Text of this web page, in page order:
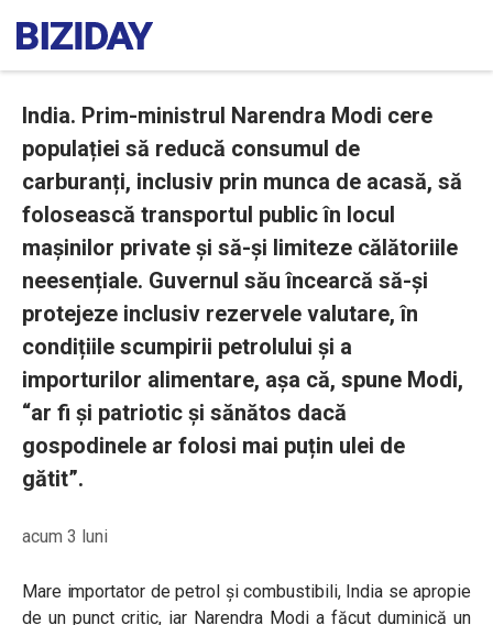
India. Prim-ministrul Narendra Modi cere
populației să reducă consumul de
carburanți, inclusiv prin munca de acasă, să
folosească transportul public în locul
mașinilor private și să-și limiteze călătoriile
neesențiale. Guvernul său încearcă să-și
protejeze inclusiv rezervele valutare, în
condițiile scumpirii petrolului și a
importurilor alimentare, așa că, spune Modi,
“ar fi și patriotic și sănătos dacă
gospodinele ar folosi mai puțin ulei de
gătit”.
acum 3 luni
Mare importator de petrol și combustibili, India se apropie
de un punct critic, iar Narendra Modi a făcut duminică un